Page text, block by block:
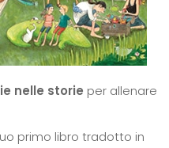
nelle storie per allenare
primo libro tradotto in